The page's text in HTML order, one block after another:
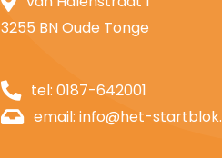
3255 BN Oude Tonge
tel:0187-642001
email:info@het-